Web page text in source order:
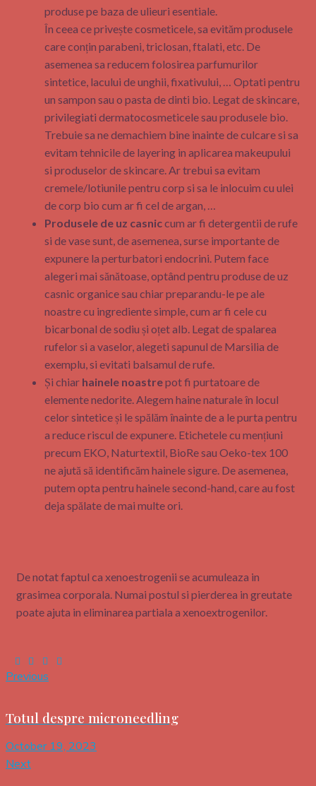
produse pe baza de ulieuri esentiale.
În ceea ce privește cosmeticele, sa evităm produsele
care conțin parabeni, triclosan, ftalati, etc. De
asemenea sa reducem folosirea parfumurilor
sintetice, lacului de unghii, fixativului, … Optati pentru
un sampon sau o pasta de dinti bio. Legat de skincare,
privilegiati dermatocosmeticele sau produsele bio.
Trebuie sa ne demachiem bine inainte de culcare si sa
evitam tehnicile de layering in aplicarea makeupului
si produselor de skincare. Ar trebui sa evitam
cremele/lotiunile pentru corp si sa le inlocuim cu ulei
de corp bio cum ar fi cel de argan, …
Produsele de uz casniccum ar fi detergentii de rufe
si de vase sunt, de asemenea, surse importante de
expunere la perturbatori endocrini. Putem face
alegeri mai sănătoase, optând pentru produse de uz
casnic organice sau chiar preparandu-le pe ale
noastre cu ingrediente simple, cum ar fi cele cu
bicarbonal de sodiu și oțet alb. Legat de spalarea
rufelor si a vaselor, alegeti sapunul de Marsilia de
exemplu, si evitati balsamul de rufe.
Și chiar hainele noastrepot fi purtatoare de
elemente nedorite. Alegem haine naturale în locul
celor sintetice și le spălăm înainte de a le purta pentru
a reduce riscul de expunere. Etichetele cu mențiuni
precum EKO, Naturtextil, BioRe sau Oeko-tex 100
ne ajută să identificăm hainele sigure. De asemenea,
putem opta pentru hainele second-hand, care au fost
deja spălate de mai multe ori.
De notat faptul ca xenoestrogenii se acumuleaza in
grasimea corporala. Numai postul si pierderea in greutate
poate ajuta in eliminarea partiala a xenoextrogenilor.
Previous
Totul despre microneedling
October 19, 2023
Next